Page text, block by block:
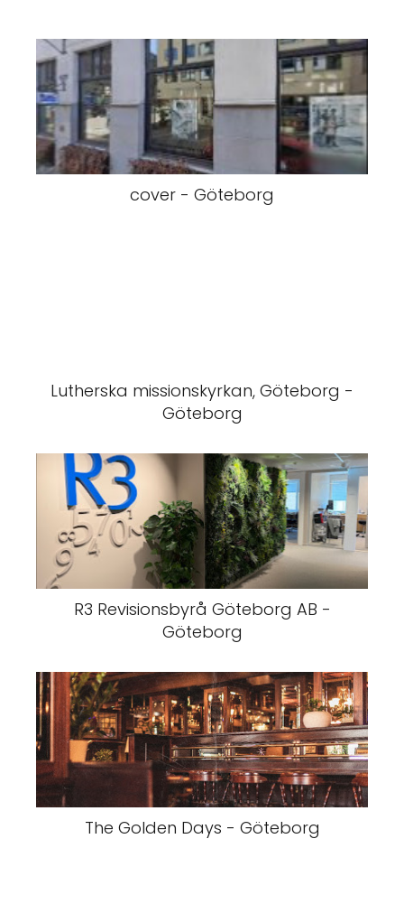
cover - Göteborg
Lutherska missionskyrkan, Göteborg -
Göteborg
R3 Revisionsbyrå Göteborg AB -
Göteborg
The Golden Days - Göteborg